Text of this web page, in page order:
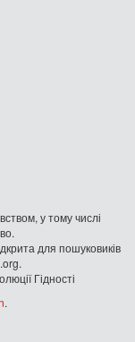
у тому числі
для пошуковиків
Гідності
.